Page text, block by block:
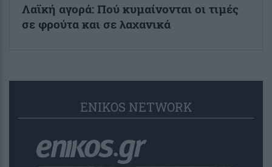
Λαϊκή αγορά: Πού κυμαίνονται οι τιμές
σε φρούτα και σε λαχανικά
ENIKOS NETWORK